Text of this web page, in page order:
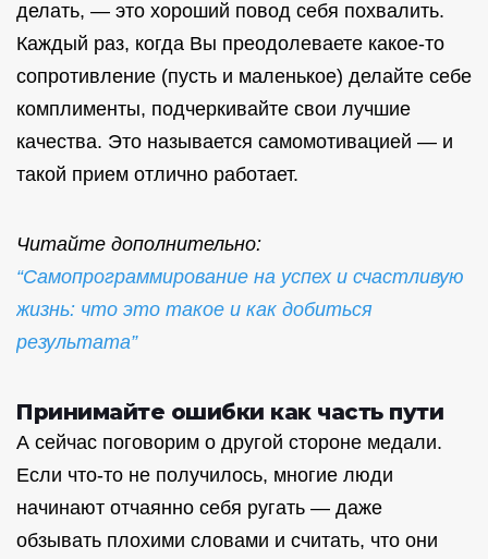
делать, — это хороший повод себя похвалить.
Каждый раз, когда Вы преодолеваете какое-то
сопротивление (пусть и маленькое) делайте себе
комплименты, подчеркивайте свои лучшие
качества. Это называется самомотивацией — и
такой прием отлично работает.
Читайте дополнительно:
“Самопрограммирование на успех и счастливую
жизнь: что это такое и как добиться
результата”
Принимайте ошибки как часть пути
А сейчас поговорим о другой стороне медали.
Если что-то не получилось, многие люди
начинают отчаянно себя ругать — даже
обзывать плохими словами и считать, что они